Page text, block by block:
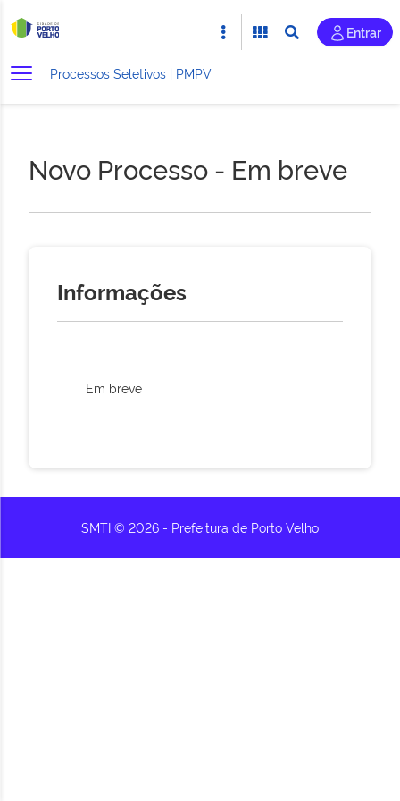
Entrar
Processos Seletivos | PMPV
Novo Processo - Em breve
Informações
Em breve
SMTI © 2026 - Prefeitura de Porto Velho